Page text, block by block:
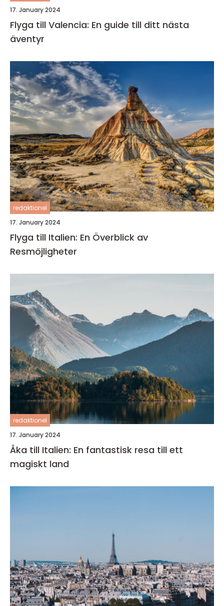
17. January 2024
Flyga till Valencia: En guide till ditt nästa
äventyr
redaktionel
17. January 2024
Flyga till Italien: En Överblick av
Resmöjligheter
redaktionel
17. January 2024
Åka till Italien: En fantastisk resa till ett
magiskt land